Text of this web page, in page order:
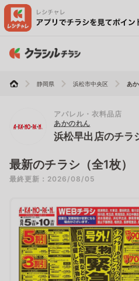
静岡県 浜松市中央区 あ
アパレル・衣料品店
あかのれん
浜松早出店のチラ
最新のチラシ（全1枚）
最終更新：2026/08/05